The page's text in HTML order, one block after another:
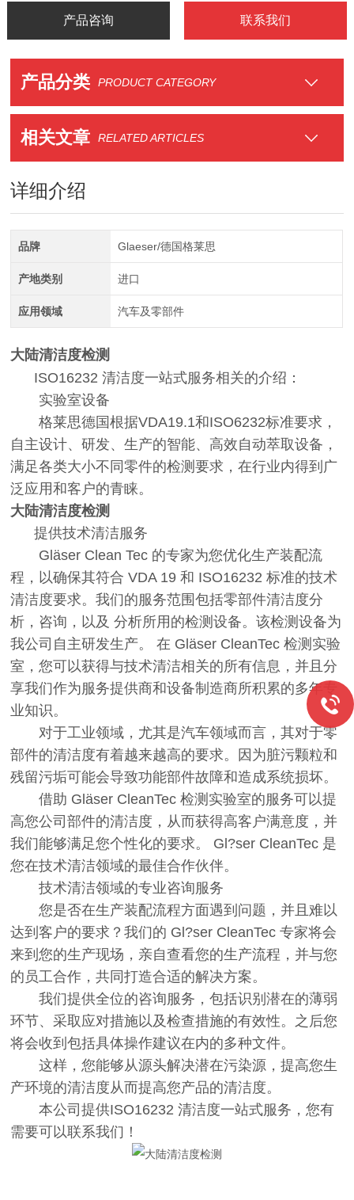
产品咨询 联系我们
产品分类 PRODUCT CATEGORY
相关文章 RELATED ARTICLES
详细介绍
品牌 Glaeser/德国格莱思
产地类别 进口
应用领域 汽车及零部件
大陆清洁度检测
ISO16232 清洁度一站式服务相关的介绍：
实验室设备
格莱思德国根据VDA19.1和ISO6232标准要求，
自主设计、研发、生产的智能、高效自动萃取设备，
满足各类大小不同零件的检测要求，在行业内得到广
泛应用和客户的青睐。
大陆清洁度检测
提供技术清洁服务
Gläser Clean Tec 的专家为您优化生产装配流
程，以确保其符合 VDA 19 和 ISO16232 标准的技术
清洁度要求。我们的服务范围包括零部件清洁度分
析，咨询，以及 分析所用的检测设备。该检测设备为
我公司自主研发生产。 在 Gläser CleanTec 检测实验
室，您可以获得与技术清洁相关的所有信息，并且分
享我们作为服务提供商和设备制造商所积累的多年专
业知识。
对于工业领域，尤其是汽车领域而言，其对于零
部件的清洁度有着越来越高的要求。因为脏污颗粒和
残留污垢可能会导致功能部件故障和造成系统损坏。
借助 Gläser CleanTec 检测实验室的服务可以提
高您公司部件的清洁度，从而获得高客户满意度，并
我们能够满足您个性化的要求。 Gl?ser CleanTec 是
您在技术清洁领域的最佳合作伙伴。
技术清洁领域的专业咨询服务
您是否在生产装配流程方面遇到问题，并且难以
达到客户的要求？我们的 Gl?ser CleanTec 专家将会
来到您的生产现场，亲自查看您的生产流程，并与您
的员工合作，共同打造合适的解决方案。
我们提供全位的咨询服务，包括识别潜在的薄弱
环节、采取应对措施以及检查措施的有效性。之后您
将会收到包括具体操作建议在内的多种文件。
这样，您能够从源头解决潜在污染源，提高您生
产环境的清洁度从而提高您产品的清洁度。
本公司提供ISO16232 清洁度一站式服务，您有
需要可以联系我们！